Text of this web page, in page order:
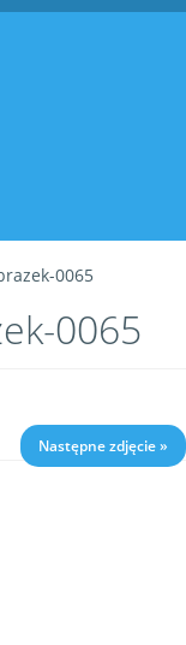
0065
0065
Następne zdjęcie »